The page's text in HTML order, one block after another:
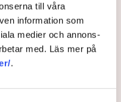
till våra
information som
medier och annons-
med. Läs mer på
.
till kvartersmark
längre tid och andra
i detaljplanen för
process som kan
har Linda Nilsson
hamnat i kläm.